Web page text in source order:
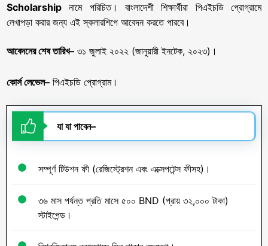
Scholarship নামে পরিচিত। বাংলাদেশী শিক্ষার্থীরা পিএইচডি প্রোগ্রামে
লেখাপড়া করার জন্য এই স্কলারশিপে আবেদন করতে পারবে।
আবেদনের শেষ তারিখ– ৩১ জুলাই ২০২২ (জানুয়ারী ইনটেক, ২০২৩)।
কোর্স লেভেল– পিএইচডি প্রোগ্রাম।
যা যা পাবেন–
সম্পূর্ণ টিউশন ফী (রেজিস্ট্রেশন এবং এক্সেপটেন্স ফীসহ)।
৩৬ মাস পর্যন্ত প্রতি মাসে ৫০০ BND (প্রায় ৩২,০০০ টাকা)
স্টাইপেন্ড।